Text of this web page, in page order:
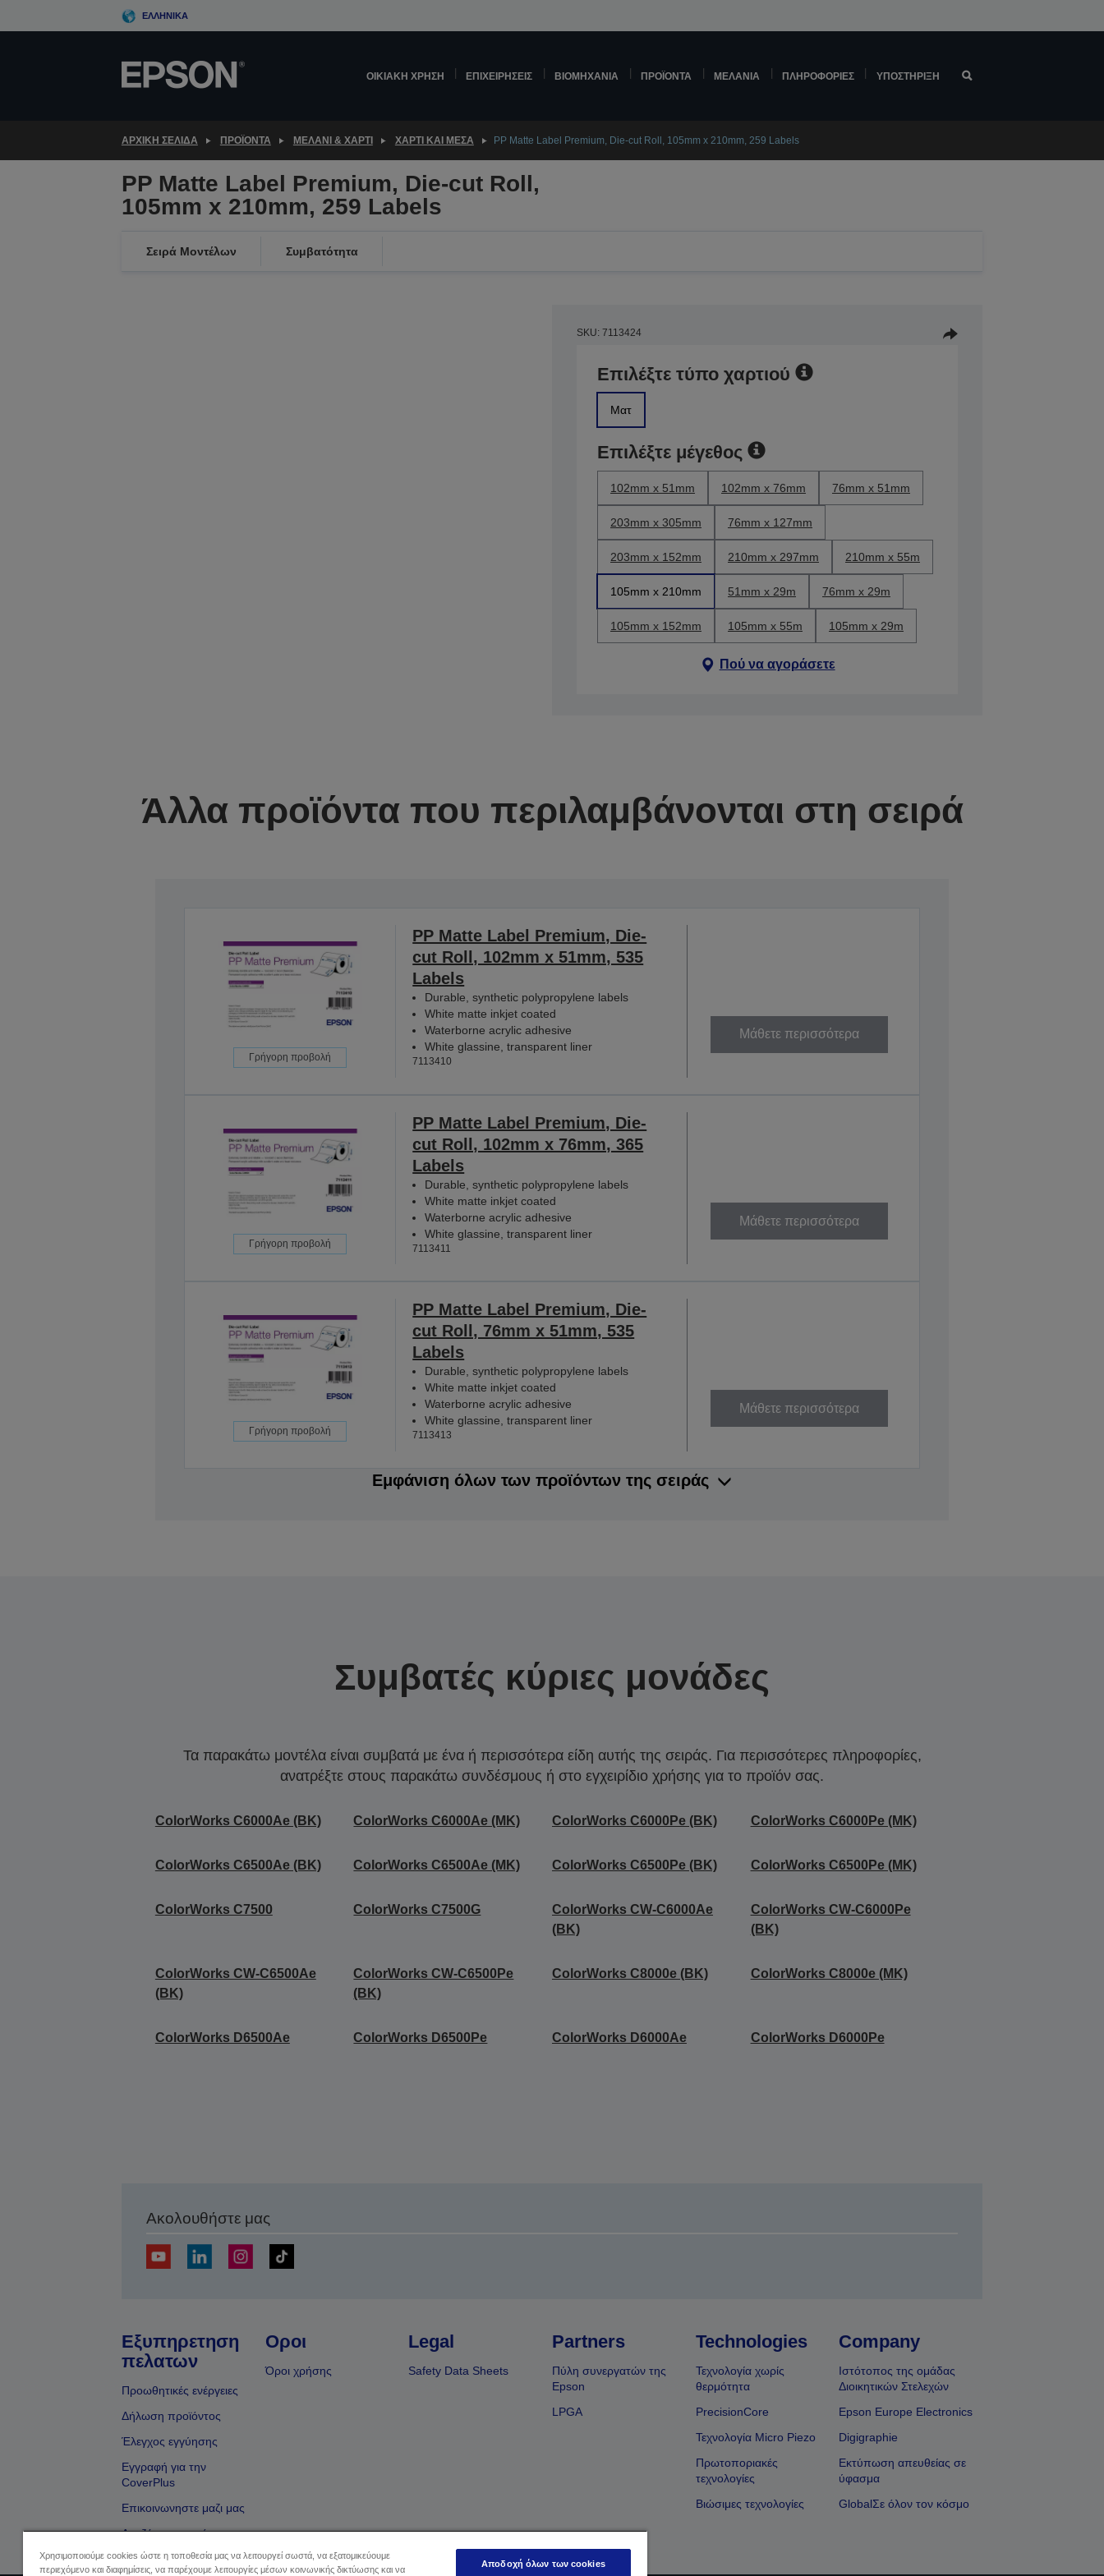
to
ΕΛΛΗΝΙΚΆ
ΟΙΚΙΑΚΉ ΧΡΉΣΗ ΕΠΙΧΕΙΡΉΣΕΙΣ ΒΙΟΜΗΧΑΝΊΑ ΠΡΟΪΌΝΤΑ ΜΕΛΆΝΙΑ ΠΛΗΡΟΦΟΡΊΕΣ ΥΠΟΣΤΉΡΙΞΗ
ΑΡΧΙΚΗ ΣΕΛΙΔΑ ΠΡΟΪΌΝΤΑ ΜΕΛΆΝΙ & ΧΑΡΤΊ ΧΑΡΤΊ ΚΑΙ ΜΈΣΑ PP Matte Label Premium, Die-cut Roll, 105mm x 210mm, 259 Labels
PP Matte Label Premium, Die-cut Roll,
105mm x 210mm, 259 Labels
Σειρά Μοντέλων Συμβατότητα
SKU: 7113424
Επιλέξτε τύπο χαρτιού
Ματ
Επιλέξτε μέγεθος
102mm x 51mm 102mm x 76mm 76mm x 51mm
203mm x 305mm 76mm x 127mm
203mm x 152mm 210mm x 297mm 210mm x 55m
105mm x 210mm 51mm x 29m 76mm x 29m
105mm x 152mm 105mm x 55m 105mm x 29m
Πού να αγοράσετε
Άλλα προϊόντα που περιλαμβάνονται στη σειρά
Γρήγορη προβολή
PP Matte Label Premium, Die-
cut Roll, 102mm x 51mm, 535
Labels
Durable, synthetic polypropylene labels
White matte inkjet coated
Waterborne acrylic adhesive
White glassine, transparent liner
7113410
Μάθετε περισσότερα
Γρήγορη προβολή
PP Matte Label Premium, Die-
cut Roll, 102mm x 76mm, 365
Labels
Durable, synthetic polypropylene labels
White matte inkjet coated
Waterborne acrylic adhesive
White glassine, transparent liner
7113411
Μάθετε περισσότερα
Γρήγορη προβολή
PP Matte Label Premium, Die-
cut Roll, 76mm x 51mm, 535
Labels
Durable, synthetic polypropylene labels
White matte inkjet coated
Waterborne acrylic adhesive
White glassine, transparent liner
7113413
Μάθετε περισσότερα
Εμφάνιση όλων των προϊόντων της σειράς
Συμβατές κύριες μονάδες
Τα παρακάτω μοντέλα είναι συμβατά με ένα ή περισσότερα είδη αυτής της σειράς. Για περισσότερες πληροφορίες,
ανατρέξτε στους παρακάτω συνδέσμους ή στο εγχειρίδιο χρήσης για το προϊόν σας.
ColorWorks C6000Ae (BK) ColorWorks C6000Ae (MK) ColorWorks C6000Pe (BK) ColorWorks C6000Pe (MK)
ColorWorks C6500Ae (BK) ColorWorks C6500Ae (MK) ColorWorks C6500Pe (BK) ColorWorks C6500Pe (MK)
ColorWorks C7500 ColorWorks C7500G
ColorWorks CW-C6000Ae
(BK)
ColorWorks CW-C6000Pe
(BK)
ColorWorks CW-C6500Ae
(BK)
ColorWorks CW-C6500Pe
(BK)
ColorWorks C8000e (BK) ColorWorks C8000e (MK)
ColorWorks D6500Ae ColorWorks D6500Pe ColorWorks D6000Ae ColorWorks D6000Pe
Ακολουθήστε μας
Εξυπηρετηση
πελατων
Προωθητικές ενέργειες
Δήλωση προϊόντος
Έλεγχος εγγύησης
Εγγραφή για την
CoverPlus
Επικοινωνηστε μαζι μας
Αναζήτηση εμπόρου
Οροι
Όροι χρήσης
Legal
Safety Data Sheets
Partners
Πύλη συνεργατών της
Epson
LPGA
Technologies
Τεχνολογία χωρίς
θερμότητα
PrecisionCore
Τεχνολογία Micro Piezo
Πρωτοποριακές
τεχνολογίες
Βιώσιμες τεχνολογίες
Company
Ιστότοπος της ομάδας
Διοικητικών Στελεχών
Epson Europe Electronics
Digigraphie
Εκτύπωση απευθείας σε
ύφασμα
GlobalΣε όλον τον κόσμο
Χρησιμοποιούμε cookies ώστε η τοποθεσία μας να λειτουργεί σωστά, να εξατομικεύουμε
περιεχόμενο και διαφημίσεις, να παρέχουμε λειτουργίες μέσων κοινωνικής δικτύωσης και να
Αποδοχή όλων των cookies